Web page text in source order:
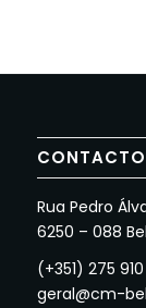
Rua Pedro
6250 – 088
(+351) 275
geral@cm-